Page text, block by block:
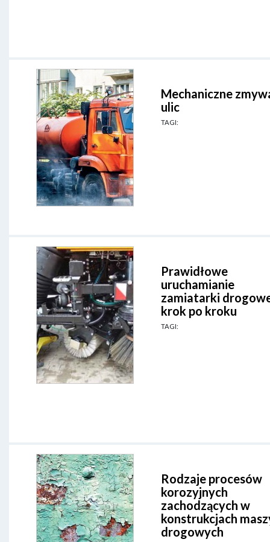
Mechaniczne
ulic
TAGI:
Prawidłowe
uruchamianie
zamiatarki
krok po kroku
TAGI:
Rodzaje procesów
korozyjnych
zachodzących w
konstrukcjach
drogowych